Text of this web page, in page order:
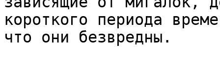
короткого периода
что они безвредны.